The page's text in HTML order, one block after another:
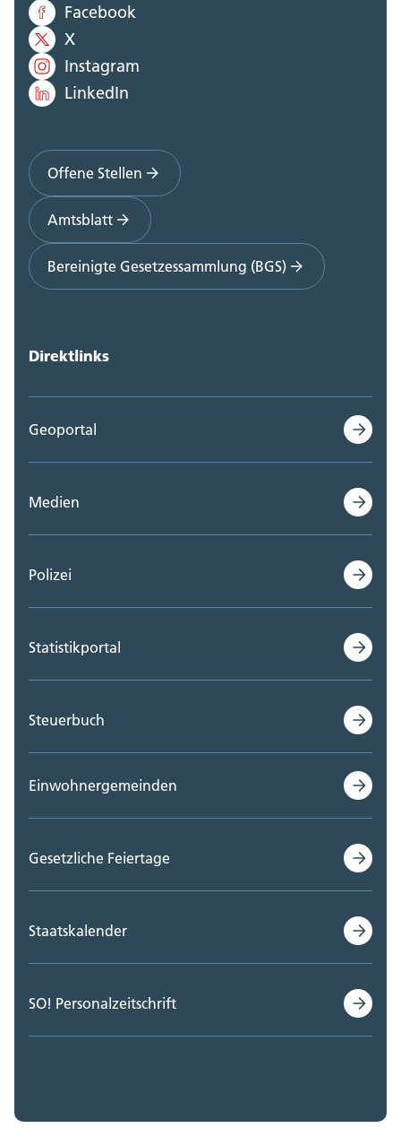
Facebook
X
Instagram
LinkedIn
Offene Stellen
Amtsblatt
Bereinigte Gesetzessammlung (BGS)
Direktlinks
Geoportal
Medien
Polizei
Statistikportal
Steuerbuch
Einwohnergemeinden
Gesetzliche Feiertage
Staatskalender
SO! Personalzeitschrift